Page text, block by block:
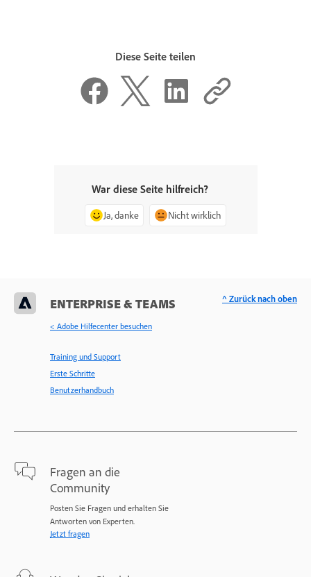
Diese Seite teilen
War diese Seite hilfreich?
Ja, danke Nicht wirklich
ENTERPRISE & TEAMS
< Adobe Hilfecenter besuchen
Training und Support
Erste Schritte
Benutzerhandbuch
Fragen an die
Community
Posten Sie Fragen und erhalten Sie
Antworten von Experten.
Jetzt fragen
^ Zurück nach oben